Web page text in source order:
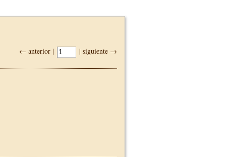
← anterior | | siguiente →